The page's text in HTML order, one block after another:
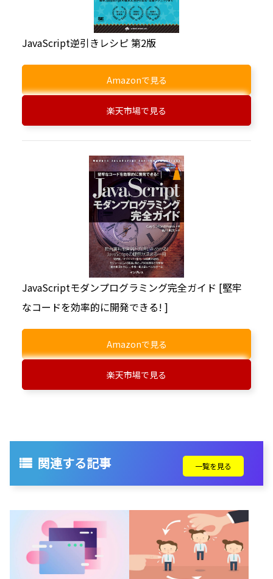
JavaScript逆引きレシピ 第2版
Amazonで見る
楽天市場で見る
JavaScriptモダンプログラミング完全ガイド [堅牢
なコードを効率的に開発できる! ]
Amazonで見る
楽天市場で見る
関連する記事 一覧を見る